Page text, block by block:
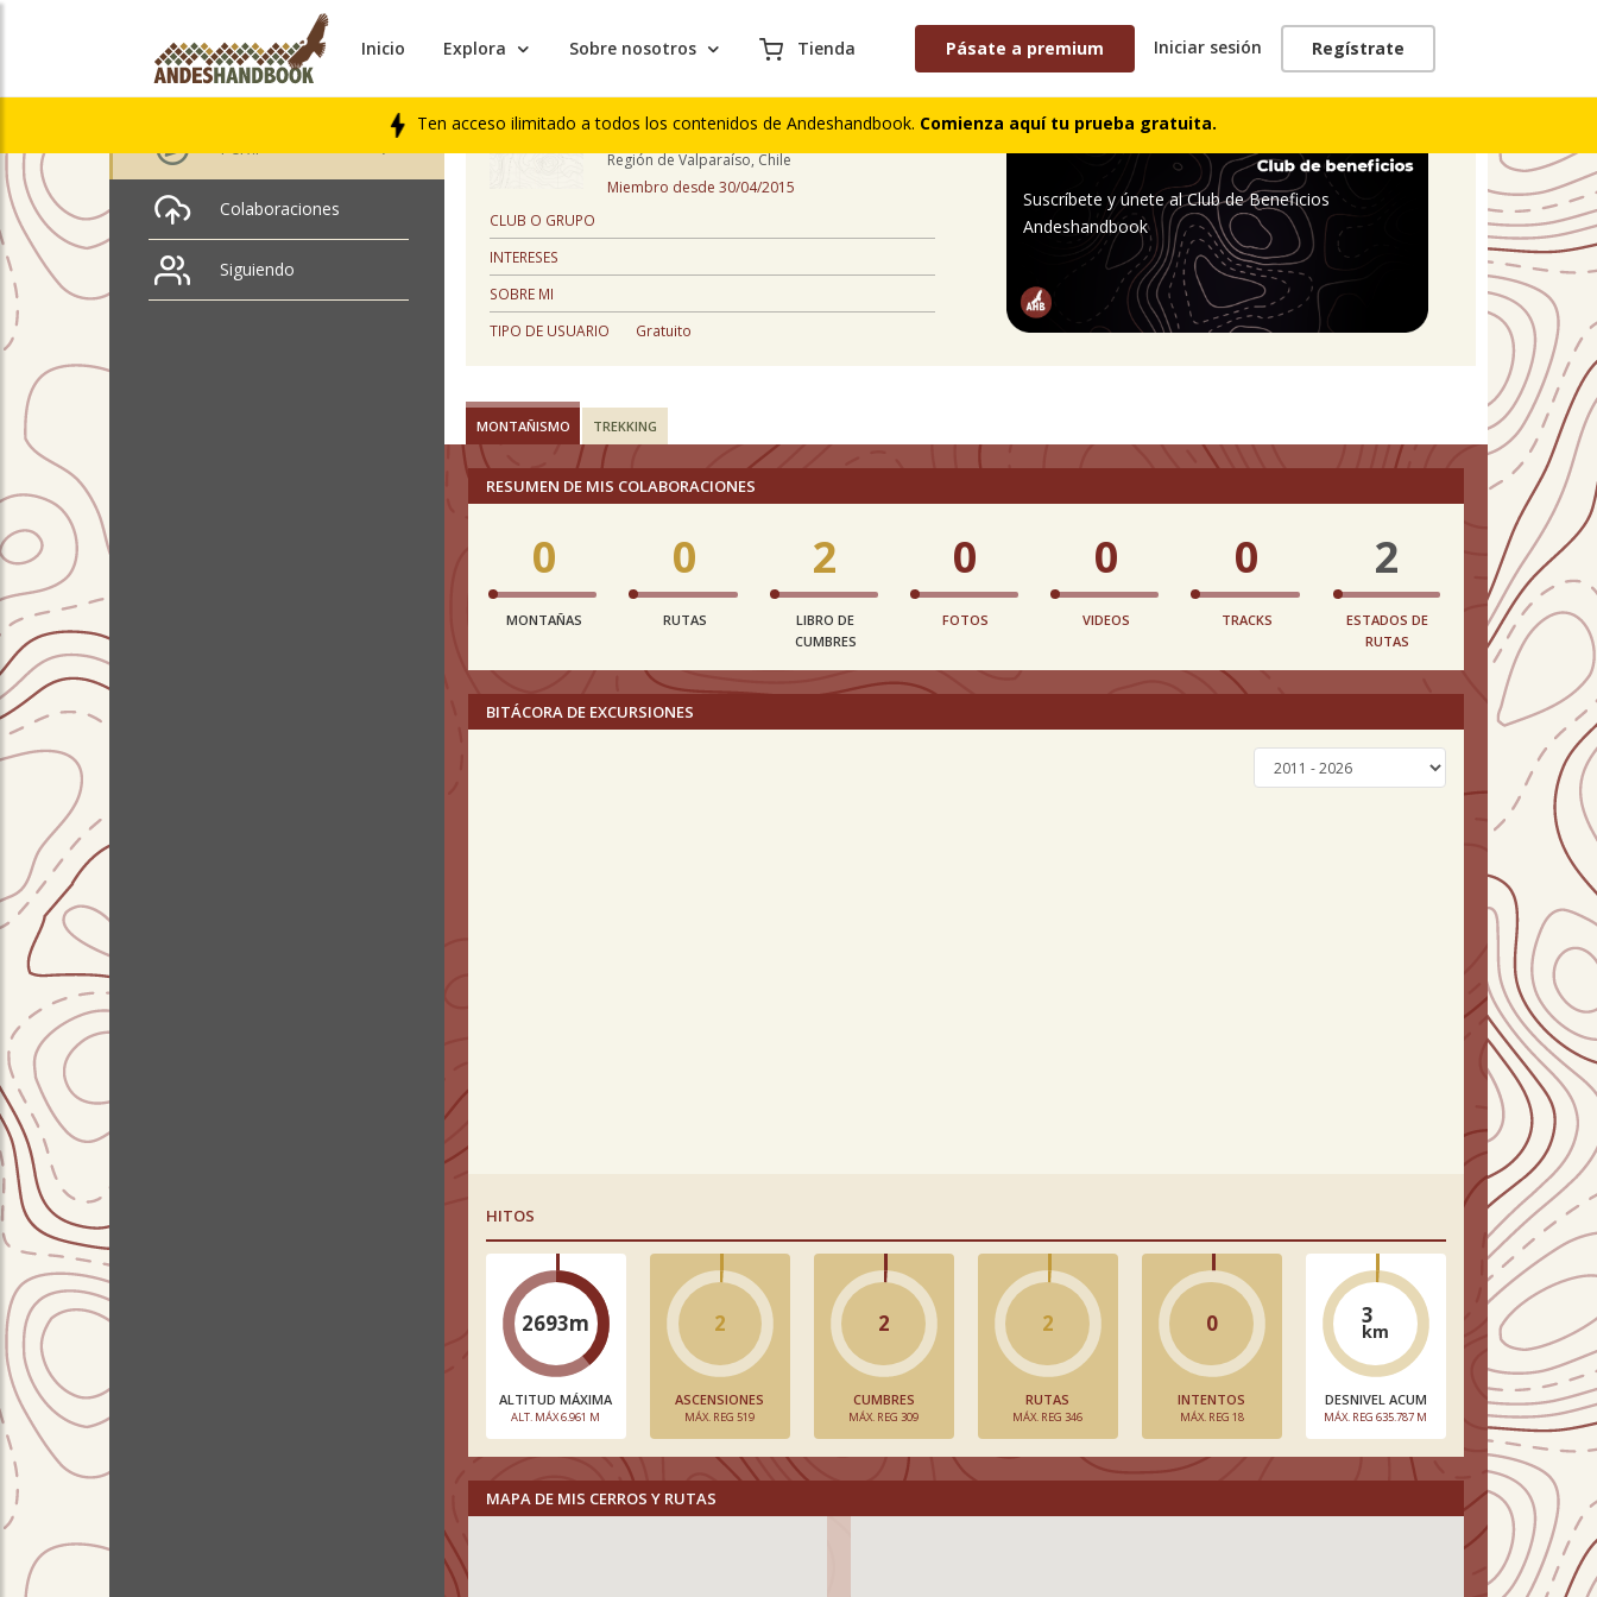
Inicio Explora Sobre nosotros Tienda Pásate a premium Iniciar sesión Regístrate
Ten acceso ilimitado a todos los contenidos de Andeshandbook. Comienza aquí tu prueba gratuita.
Constantino Mack
Perfil
Colaboraciones
Siguiendo
PERFIL
57 años
Región de Valparaíso, Chile
Miembro desde 30/04/2015
CLUB O GRUPO
INTERESES
SOBRE MI
TIPO DE USUARIO
Gratuito
Suscríbete y únete al Club de Beneficios
Andeshandbook
MONTAÑISMO TREKKING
RESUMEN DE MIS COLABORACIONES
0
MONTAÑAS
0
RUTAS
2
LIBRO DE
CUMBRES
0
FOTOS
0
VIDEOS
0
TRACKS
2
ESTADOS DE
RUTAS
BITÁCORA DE EXCURSIONES
HITOS
2693m
ALTITUD MÁXIMA
ALT. MÁX 6.961 M
2
ASCENSIONES
MÁX. REG 519
2
CUMBRES
MÁX. REG 309
2
RUTAS
MÁX. REG 346
0
INTENTOS
MÁX. REG 18
3
km
DESNIVEL ACUM
MÁX. REG 635.787 M
MAPA DE MIS CERROS Y RUTAS